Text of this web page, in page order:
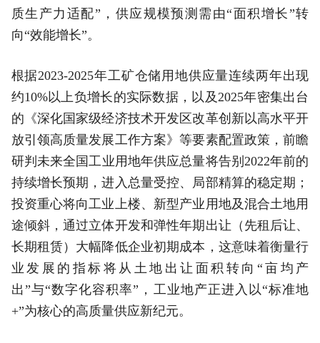
质生产力适配”，供应规模预测需由“面积增长”转
向“效能增长”。
根据2023-2025年工矿仓储用地供应量连续两年出现
约10%以上负增长的实际数据，以及2025年密集出台
的《深化国家级经济技术开发区改革创新以高水平开
放引领高质量发展工作方案》等要素配置政策，前瞻
研判未来全国工业用地年供应总量将告别2022年前的
持续增长预期，进入总量受控、局部精算的稳定期；
投资重心将向工业上楼、新型产业用地及混合土地用
途倾斜，通过立体开发和弹性年期出让（先租后让、
长期租赁）大幅降低企业初期成本，这意味着衡量行
业发展的指标将从土地出让面积转向“亩均产
出”与“数字化容积率”，工业地产正进入以“标准地
+”为核心的高质量供应新纪元。